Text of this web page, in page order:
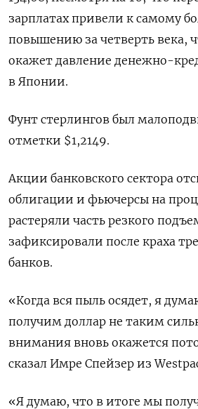
зарплатах привели к самому
повышению за четверть века,
окажет давление денежно-
в Японии.
Фунт стерлингов был
отметки $1,2149​.
Акции банковского сектора
облигации и фьючерсы на
растеряли часть резкого
зафиксировали после краха
банков.
«Когда вся пыль осядет, я
получим доллар не таким
внимания вновь окажется
сказал Имре Спейзер из
«Я думаю, что в итоге мы